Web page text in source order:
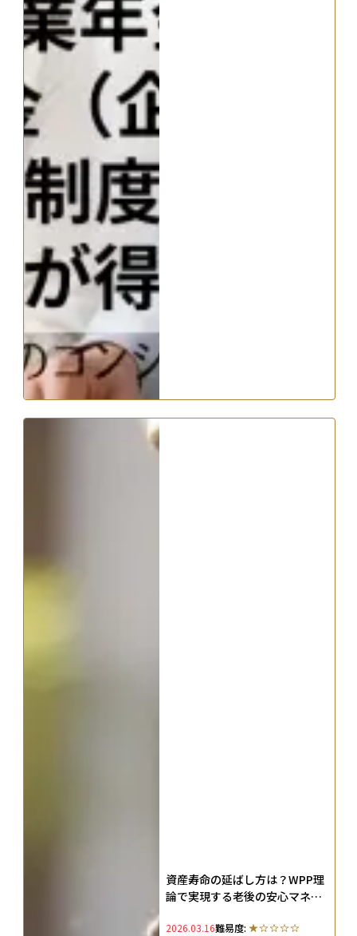
資産寿命の延ばし方は？WPP理
論で実現する老後の安心マネー
2026.03.16難易度: